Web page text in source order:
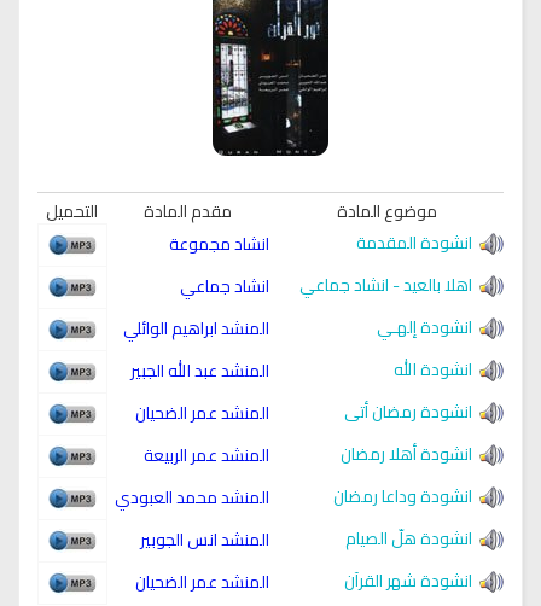
موضوع المادة مقدم المادة
التحميل
انشودة المقدمة
انشاد مجموعة
اهلا بالعيد - انشاد جماعي
انشاد جماعي
انشودة إلهـي
المنشد ابراهيم الوائلي
انشودة الله
المنشد عبد الله الجبير
انشودة رمضان أتى
المنشد عمر الضحيان
انشودة أهلا رمضان
المنشد عمر الربيعة
انشودة وداعا رمضان
المنشد محمد العبودي
انشودة هلّ الصيام
المنشد انس الجوبير
انشودة شهر القرآن
المنشد عمر الضحيان